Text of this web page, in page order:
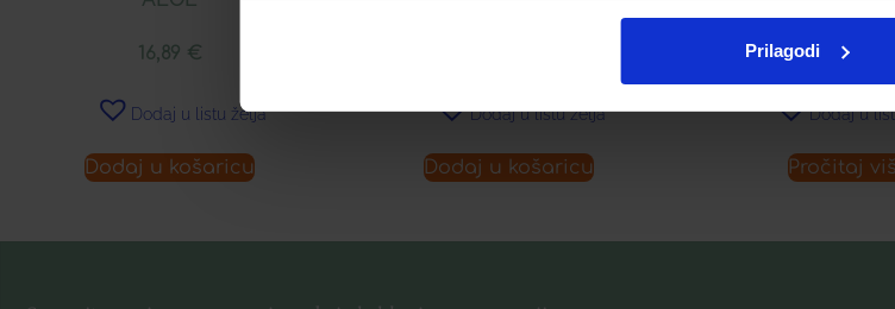
Prilagodi
16,89 €
Dodaj u listu želja
Dodaj u košaricu
Dodaj u listu želja
Dodaj u košaricu
16,89
Dodaj u
Pročitaj